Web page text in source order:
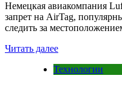
Немецкая авиакомпания
запрет на AirTag,
следить за
Читать далее
Технологии